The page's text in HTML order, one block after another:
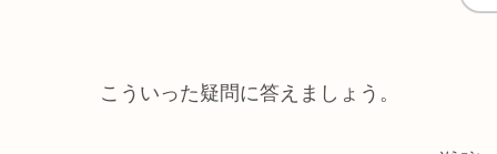
こういった疑問に答えましょう。